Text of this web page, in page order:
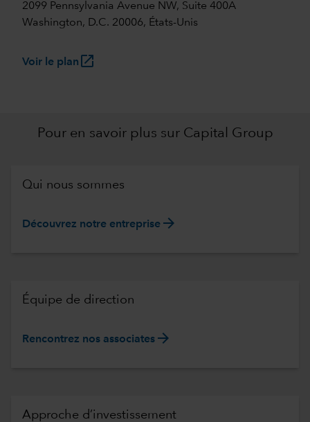
2099 Pennsylvania Avenue NW, Suite 400A
Washington, D.C. 20006, États-Unis
Voir le plan launch
Pour en savoir plus sur Capital Group
Qui nous sommes
Découvrez notre entreprise arrow_forward
Équipe de direction
Rencontrez nos associates arrow_forward
Approche d’investissement